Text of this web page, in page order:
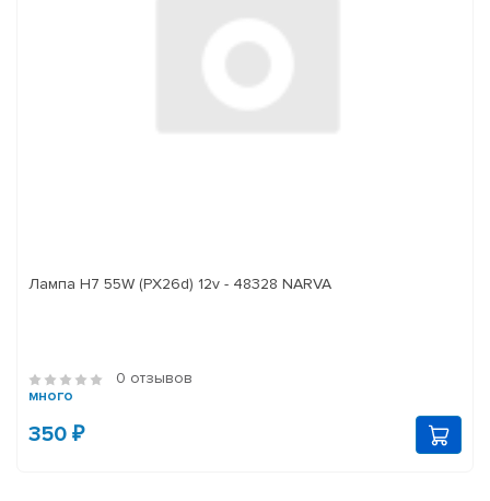
Лампа H7 55W (PX26d) 12v - 48328 NARVA
0 отзывов
много
350 ₽